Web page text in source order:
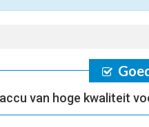
van hoge kwaliteit